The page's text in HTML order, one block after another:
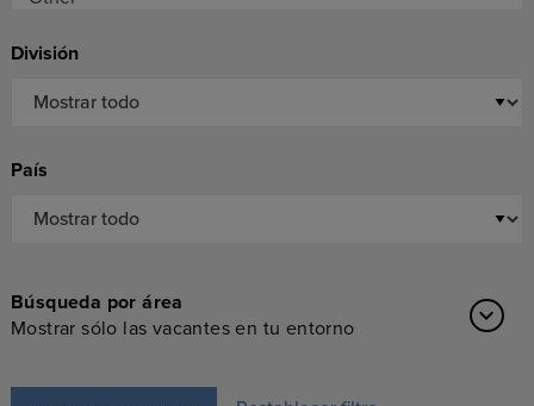
División
País
Búsqueda por área
Mostrar sólo las vacantes en tu entorno